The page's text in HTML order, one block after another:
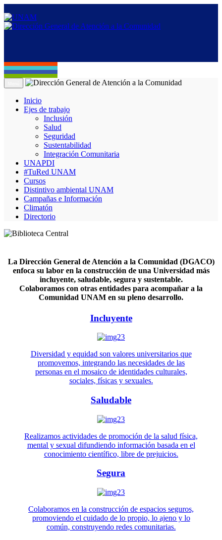
Inicio
Ejes de trabajo
Inclusión
Salud
Seguridad
Sustentabilidad
Integración Comunitaria
UNAPDI
#TuRed UNAM
Cursos
Distintivo ambiental UNAM
Campañas e Información
Climatón
Directorio
La Dirección General de Atención a la Comunidad (DGACO)
enfoca su labor en la construcción de una Universidad más
incluyente, saludable, segura y sustentable.
Colaboramos con otras entidades para acompañar a la
Comunidad UNAM en su pleno desarrollo.
Incluyente
Diversidad y equidad son valores universitarios que
promovemos, integrando las necesidades de las
personas en el mosaico de identidades culturales,
sociales, físicas y sexuales.
Saludable
Realizamos actividades de promoción de la salud física,
mental y sexual difundiendo información basada en el
conocimiento científico, libre de prejuicios.
Segura
Colaboramos en la construcción de espacios seguros,
promoviendo el cuidado de lo propio, lo ajeno y lo
común, construyendo redes comunitarias.